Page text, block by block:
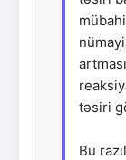
təsiri
Bu